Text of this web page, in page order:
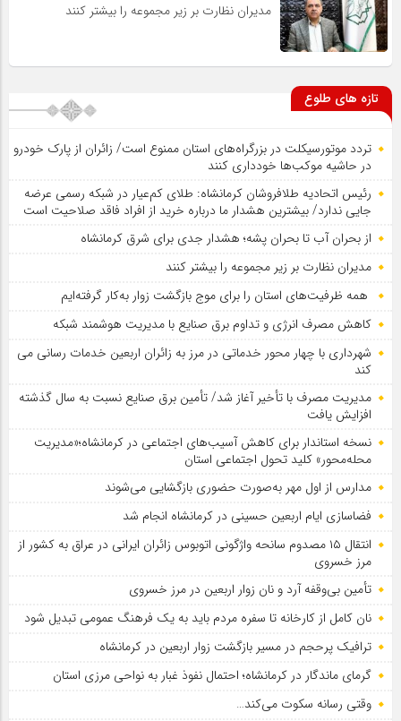
مدیران نظارت بر زیر مجموعه را بیشتر کنند
تازه های طلوع
تردد موتورسیکلت در بزرگراه‌های استان ممنوع است/ زائران از پارک خودرو
در حاشیه موکب‌ها خودداری کنند
رئیس اتحادیه طلافروشان کرمانشاه: طلای کم‌عیار در شبکه رسمی عرضه
جایی ندارد/ بیشترین هشدار ما درباره خرید از افراد فاقد صلاحیت است
از بحران آب تا بحران پشه؛ هشدار جدی برای شرق کرمانشاه
مدیران نظارت بر زیر مجموعه را بیشتر کنند
همه ظرفیت‌های استان را برای موج بازگشت زوار به‌کار گرفته‌ایم
کاهش مصرف انرژی و تداوم برق صنایع با مدیریت هوشمند شبکه
شهرداری با چهار محور خدماتی در مرز به زائران اربعین خدمات رسانی می
کند
مدیریت مصرف با تأخیر آغاز شد/ تأمین برق صنایع نسبت به سال گذشته
افزایش یافت
نسخه استاندار برای کاهش آسیب‌های اجتماعی در کرمانشاه؛«مدیریت
محله‌محور» کلید تحول اجتماعی استان
مدارس از اول مهر به‌صورت حضوری بازگشایی می‌شوند
فضاسازی ایام اربعین حسینی در کرمانشاه انجام شد
انتقال ۱۵ مصدوم سانحه واژگونی اتوبوس زائران ایرانی در عراق به کشور از
مرز خسروی
تأمین بی‌وقفه آرد و نان زوار اربعین در مرز خسروی
نان کامل از کارخانه تا سفره مردم باید به یک فرهنگ عمومی تبدیل شود
ترافیک پرحجم در مسیر بازگشت زوار اربعین در کرمانشاه
گرمای ماندگار در کرمانشاه؛ احتمال نفوذ غبار به نواحی مرزی استان
وقتی رسانه سکوت می‌کند…